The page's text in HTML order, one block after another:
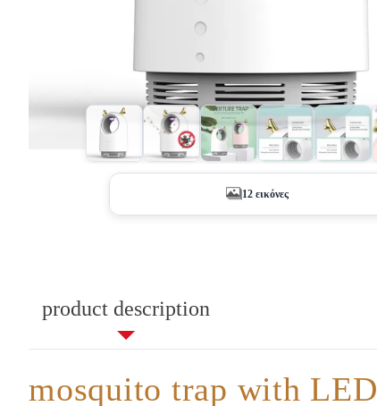
12 εικόνες
product description
mosquito trap with LED